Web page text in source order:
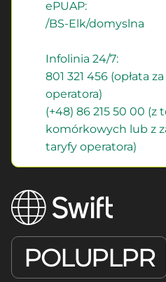
ePUAP:
/BS-Elk/domyslna
Infolinia 24/7:
801 321 456 (opłata
operatora)
(+48) 86 215 50 00 (z
komórkowych lub z
taryfy operatora)
POLUPLPR